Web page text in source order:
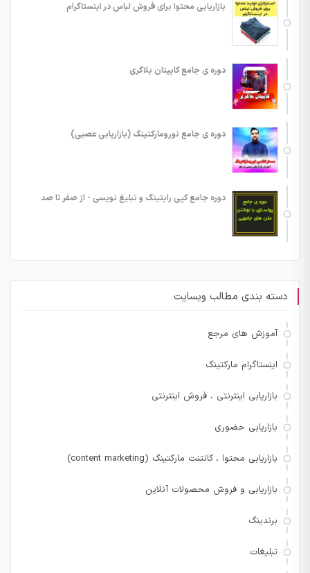
بازاریابی محتوا برای فروش لباس در اینستاگرام
دوره ی جامع کاپیتان بلاگری
دوره ی جامع نورومارکتینگ (بازاریابی عصبی)
دوره جامع کپی رایتینگ و تبلیغ نویسی - از صفر تا صد
دسته بندی مطالب وبسایت
آموزش های مرجع
اینستاگرام مارکتینگ
بازاریابی اینترنتی ، فروش اینترنتی
بازاریابی حضوری
بازاریابی محتوا ، کانتنت مارکتینگ (content marketing)
بازاریابی و فروش محصولات آنلاین
برندینگ
تبلیغات